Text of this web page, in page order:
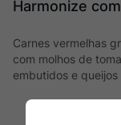
Harmonize com
Carnes vermelhas
com molhos de
embutidos e